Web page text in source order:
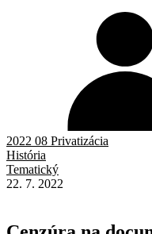
2022 08 Privatizácia
História
Tematický
22. 7. 2022